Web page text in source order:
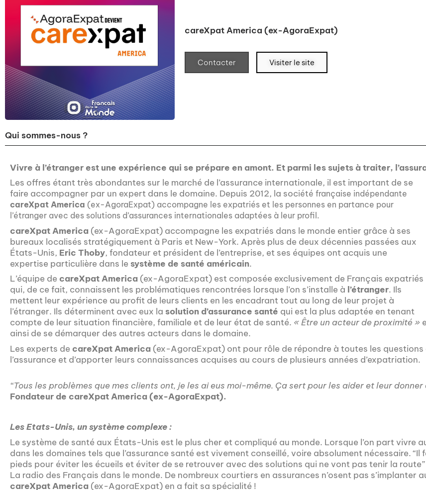
careXpat America (ex-AgoraExpat)
Contacter Visiter le site
Qui sommes-nous ?
Vivre à l’étranger est une expérience qui se prépare en amont. Et parmi les sujets à traiter,
Les offres étant très abondantes sur le marché de l’assurance internationale, il est important de se
faire accompagner par un expert dans le domaine. Depuis 2012, la société française indépendante
careXpat America (ex-AgoraExpat) accompagne les expatriés et les personnes en partance pour
l’étranger avec des solutions d’assurances internationales adaptées à leur profil.
careXpat America (ex-AgoraExpat) accompagne les expatriés dans le monde entier grâce à ses
bureaux localisés stratégiquement à Paris et New-York. Après plus de deux décennies passées aux
États-Unis, Eric Thoby, fondateur et président de l’entreprise, et ses équipes ont acquis une
expertise particulière dans le système de santé américain.
L’équipe de careXpat America (ex-AgoraExpat) est composée exclusivement de Français expatriés
qui, de ce fait, connaissent les problématiques rencontrées lorsque l’on s’installe à l’étranger. Ils
mettent leur expérience au profit de leurs clients en les encadrant tout au long de leur projet à
l’étranger. Ils déterminent avec eux la solution d’assurance santé qui est la plus adaptée en tenant
compte de leur situation financière, familiale et de leur état de santé. « Être un acteur de proximité »
ainsi de se démarquer des autres acteurs dans le domaine.
Les experts de careXpat America (ex-AgoraExpat) ont pour rôle de répondre à toutes les
l’assurance et d’apporter leurs connaissances acquises au cours de plusieurs années d’expatriation.
“Tous les problèmes que mes clients ont, je les ai eus moi-même. Ça sert pour les aider et leur donner
Fondateur de careXpat America (ex-AgoraExpat).
Les Etats-Unis, un système complexe :
Le système de santé aux États-Unis est le plus cher et compliqué au monde. Lorsque l’on part vivre
dans les domaines tels que l’assurance santé est vivement conseillé, voire absolument nécessaire.
pieds pour éviter les écueils et éviter de se retrouver avec des solutions qui ne vont pas tenir la
La radio des Français dans le monde. De nombreux courtiers en assurances n’osent pas s’implanter
careXpat America (ex-AgoraExpat) en a fait sa spécialité !